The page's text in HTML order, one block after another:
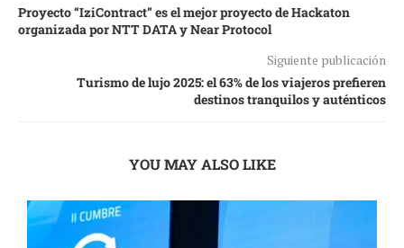
Proyecto “IziContract” es el mejor proyecto de Hackaton
organizada por NTT DATA y Near Protocol
Siguiente publicación
Turismo de lujo 2025: el 63% de los viajeros prefieren
destinos tranquilos y auténticos
YOU MAY ALSO LIKE